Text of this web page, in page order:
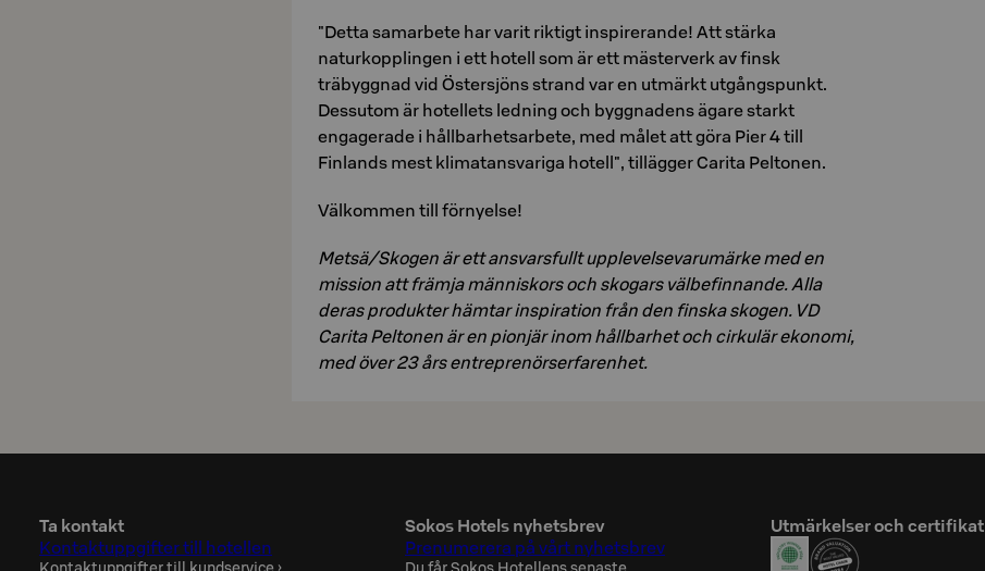
"Detta samarbete har varit riktigt inspirerande! Att stärka
naturkopplingen i ett hotell som är ett mästerverk av finsk
träbyggnad vid Östersjöns strand var en utmärkt utgångspunkt.
Dessutom är hotellets ledning och byggnadens ägare starkt
engagerade i hållbarhetsarbete, med målet att göra Pier 4 till
Finlands mest klimatansvariga hotell", tillägger Carita Peltonen.
Välkommen till förnyelse!
Metsä/Skogen är ett ansvarsfullt upplevelsevarumärke med en
mission att främja människors och skogars välbefinnande. Alla
deras produkter hämtar inspiration från den finska skogen. VD
Carita Peltonen är en pionjär inom hållbarhet och cirkulär ekonomi,
med över 23 års entreprenörserfarenhet.
Ta kontakt
Kontaktuppgifter till hotellen
Sokos Hotels nyhetsbrev
Prenumerera på vårt nyhetsbrev
Utmärkelser och certifikat